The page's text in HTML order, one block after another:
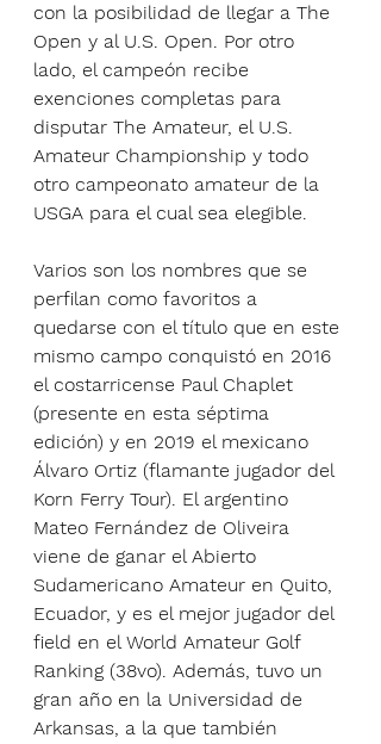
con la posibilidad de llegar a The
Open y al U.S. Open. Por otro
lado, el campeón recibe
exenciones completas para
disputar The Amateur, el U.S.
Amateur Championship y todo
otro campeonato amateur de la
USGA para el cual sea elegible.
Varios son los nombres que se
perfilan como favoritos a
quedarse con el título que en este
mismo campo conquistó en 2016
el costarricense Paul Chaplet
(presente en esta séptima
edición) y en 2019 el mexicano
Álvaro Ortiz (flamante jugador del
Korn Ferry Tour). El argentino
Mateo Fernández de Oliveira
viene de ganar el Abierto
Sudamericano Amateur en Quito,
Ecuador, y es el mejor jugador del
field en el World Amateur Golf
Ranking (38vo). Además, tuvo un
gran año en la Universidad de
Arkansas, a la que también